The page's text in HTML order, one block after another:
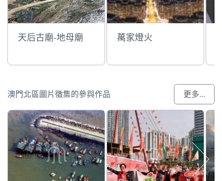
天后古廟-地母廟 萬家燈火
澳門北區圖片徵集的參與作品 更多...